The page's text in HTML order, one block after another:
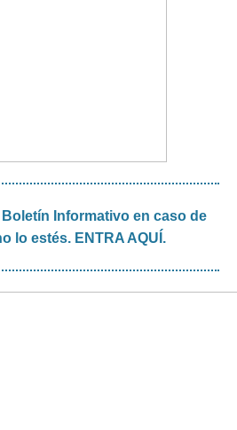
Informativo en caso de
lo estés. ENTRA AQUÍ.